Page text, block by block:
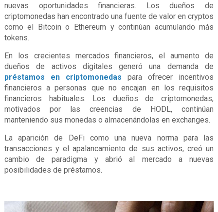
nuevas oportunidades financieras. Los dueños de
criptomonedas han encontrado una fuente de valor en cryptos
como el Bitcoin o Ethereum y continúan acumulando más
tokens.
En los crecientes mercados financieros, el aumento de
dueños de activos digitales generó una demanda de
préstamos en criptomonedas para ofrecer incentivos
financieros a personas que no encajan en los requisitos
financieros habituales. Los dueños de criptomonedas,
motivados por las creencias de HODL, continúan
manteniendo sus monedas o almacenándolas en exchanges.
La aparición de DeFi como una nueva norma para las
transacciones y el apalancamiento de sus activos, creó un
cambio de paradigma y abrió al mercado a nuevas
posibilidades de préstamos.